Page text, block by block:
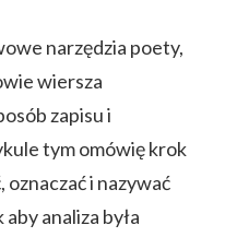
narzędzia poety,
wiersza
zapisu i
tym omówię krok
i nazywać
analiza była